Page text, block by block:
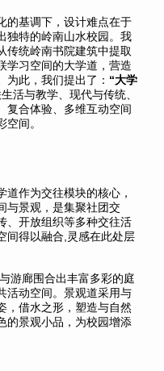
的基调下，设计难点在于
独特的岭南山水校园。我
传统岭南书院建筑中提取
学习空间的大学道，营造
此，我们提出了： “大学
活与教学、现代与传统、
复合体验、多维互动空间
间。
作为交往模块的核心，
与景观，是集聚社团交
、开放组织等多种交往活
间得以融合,灵感在此处层
游廊围合出丰富多彩的庭
活动空间。景观道采用与
，借水之形，塑造与自然
的景观小品，为校园增添